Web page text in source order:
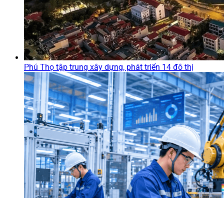
Phú Thọ tập trung xây dựng, phát triển 14 đô thị